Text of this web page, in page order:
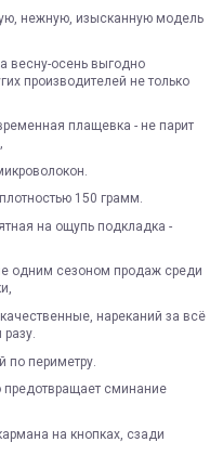
нежную, изысканную модель
весну-осень выгодно
производителей не только
плащевка - не парит
плотностью 150 грамм.
на ощупь подкладка -
одним сезоном продаж среди
нареканий за всё
по периметру.
предотвращает сминание
на кнопках, сзади